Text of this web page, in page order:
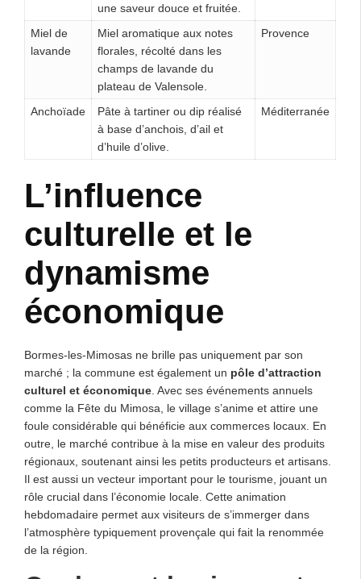
une saveur douce et fruitée.
Miel de
lavande
Miel aromatique aux notes
florales, récolté dans les
champs de lavande du
plateau de Valensole.
Provence
Anchoïade
Pâte à tartiner ou dip réalisé
à base d’anchois, d’ail et
d’huile d’olive.
Méditerranée
L’influence
culturelle et le
dynamisme
économique
Bormes-les-Mimosas ne brille pas uniquement par son
marché ; la commune est également un pôle d’attraction
culturel et économique . Avec ses événements annuels
comme la Fête du Mimosa, le village s’anime et attire une
foule considérable qui bénéficie aux commerces locaux. En
outre, le marché contribue à la mise en valeur des produits
régionaux, soutenant ainsi les petits producteurs et artisans.
Il est aussi un vecteur important pour le tourisme, jouant un
rôle crucial dans l’économie locale. Cette animation
hebdomadaire permet aux visiteurs de s’immerger dans
l’atmosphère typiquement provençale qui fait la renommée
de la région.